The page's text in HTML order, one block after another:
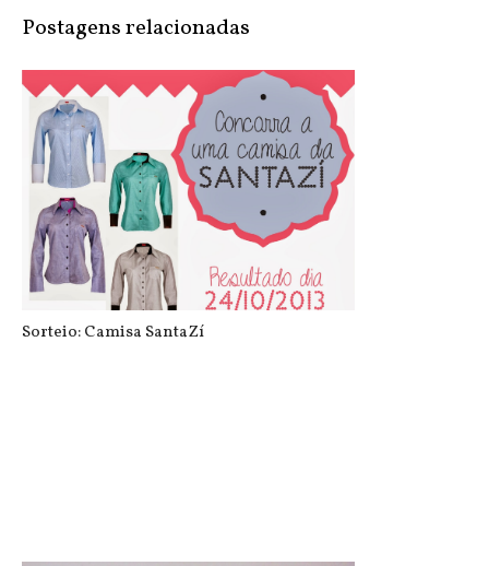
Postagens relacionadas
Sorteio: Camisa SantaZí